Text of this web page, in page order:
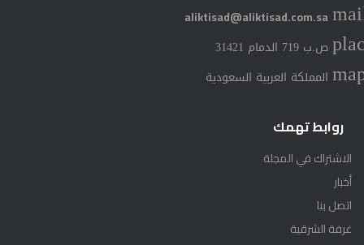
aliktisad@aliktisad.com.sa
ص.ب 719 الدمام 31421
المملكة العربية السعودية
روابط تهمك
الاشتراك في المجلة
أخبار
اتصل بنا
غرفة الشرقية